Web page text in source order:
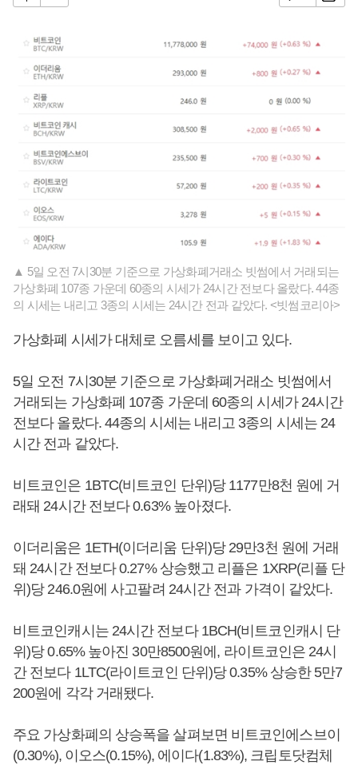
▲ 5일 오전 7시30분 기준으로 가상화폐거래소 빗썸에서 거래되는
가상화폐 107종 가운데 60종의 시세가 24시간 전보다 올랐다. 44종
의 시세는 내리고 3종의 시세는 24시간 전과 같았다. <빗썸코리아>
가상화폐 시세가 대체로 오름세를 보이고 있다.
5일 오전 7시30분 기준으로 가상화폐거래소 빗썸에서
거래되는 가상화폐 107종 가운데 60종의 시세가 24시간
전보다 올랐다. 44종의 시세는 내리고 3종의 시세는 24
시간 전과 같았다.
비트코인은 1BTC(비트코인 단위)당 1177만8천 원에 거
래돼 24시간 전보다 0.63% 높아졌다.
이더리움은 1ETH(이더리움 단위)당 29만3천 원에 거래
돼 24시간 전보다 0.27% 상승했고 리플은 1XRP(리플 단
위)당 246.0원에 사고팔려 24시간 전과 가격이 같았다.
비트코인캐시는 24시간 전보다 1BCH(비트코인캐시 단
위)당 0.65% 높아진 30만8500원에, 라이트코인은 24시
간 전보다 1LTC(라이트코인 단위)당 0.35% 상승한 5만7
200원에 각각 거래됐다.
주요 가상화폐의 상승폭을 살펴보면 비트코인에스브이
(0.30%), 이오스(0.15%), 에이다(1.83%), 크립토닷컴체